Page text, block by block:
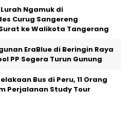
Ngamuk di
Curug Sangereng
ke Walikota Tangerang
EraBlue di Beringin Raya
PP Segera Turun Gunung
Bus di Peru, 11 Orang
Perjalanan Study Tour